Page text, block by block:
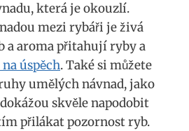
která je okouzlí.
mezi rybáři je živá
a aroma přitahují ryby a
úspěch. Také si můžete
umělých návnad, jako
skvěle napodobit
přilákat pozornost ryb.